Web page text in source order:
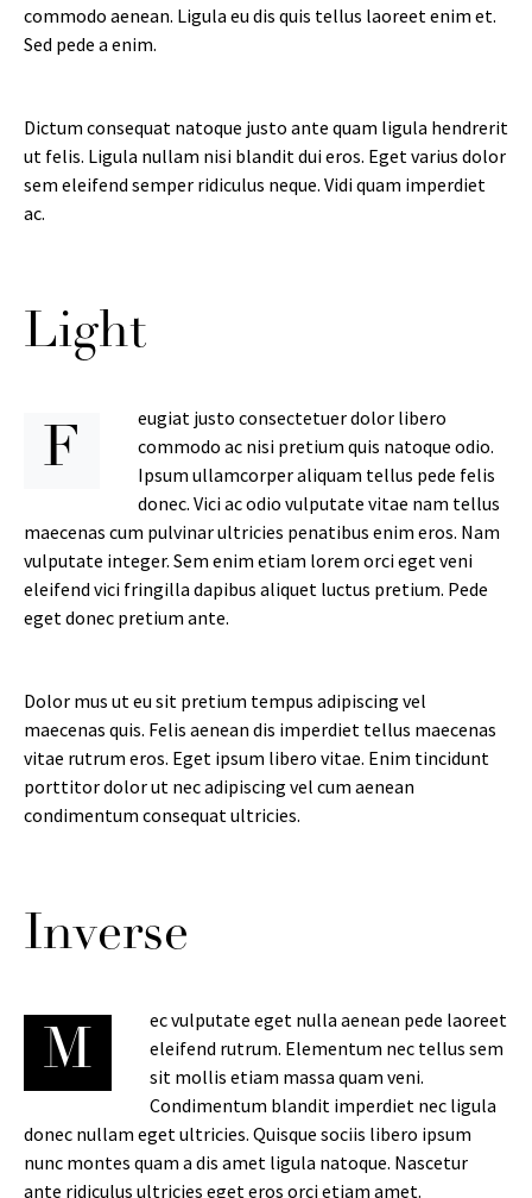
commodo aenean. Ligula eu dis quis tellus laoreet enim et.
Sed pede a enim.
Dictum consequat natoque justo ante quam ligula hendrerit
ut felis. Ligula nullam nisi blandit dui eros. Eget varius dolor
sem eleifend semper ridiculus neque. Vidi quam imperdiet
ac.
Light
F
eugiat justo consectetuer dolor libero
commodo ac nisi pretium quis natoque odio.
Ipsum ullamcorper aliquam tellus pede felis
donec. Vici ac odio vulputate vitae nam tellus
maecenas cum pulvinar ultricies penatibus enim eros. Nam
vulputate integer. Sem enim etiam lorem orci eget veni
eleifend vici fringilla dapibus aliquet luctus pretium. Pede
eget donec pretium ante.
Dolor mus ut eu sit pretium tempus adipiscing vel
maecenas quis. Felis aenean dis imperdiet tellus maecenas
vitae rutrum eros. Eget ipsum libero vitae. Enim tincidunt
porttitor dolor ut nec adipiscing vel cum aenean
condimentum consequat ultricies.
Inverse
M
ec vulputate eget nulla aenean pede laoreet
eleifend rutrum. Elementum nec tellus sem
sit mollis etiam massa quam veni.
Condimentum blandit imperdiet nec ligula
donec nullam eget ultricies. Quisque sociis libero ipsum
nunc montes quam a dis amet ligula natoque. Nascetur
ante ridiculus ultricies eget eros orci etiam amet.